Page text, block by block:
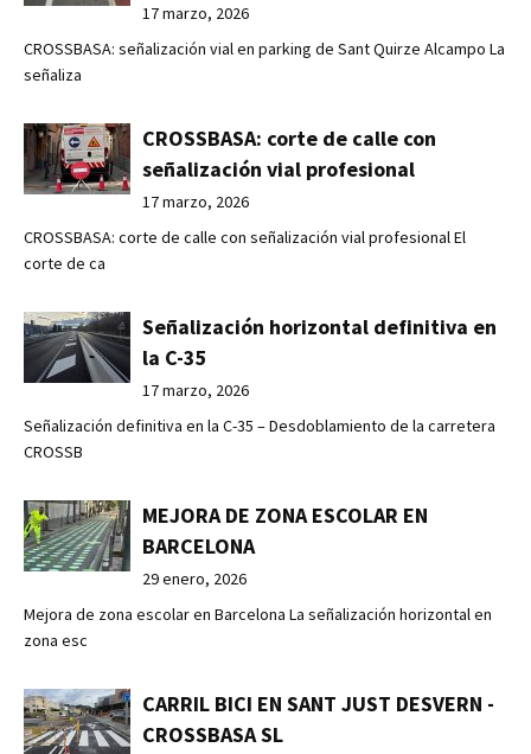
17 marzo, 2026
CROSSBASA: señalización vial en parking de Sant Quirze Alcampo La
señaliza
CROSSBASA: corte de calle con
señalización vial profesional
17 marzo, 2026
CROSSBASA: corte de calle con señalización vial profesional El
corte de ca
Señalización horizontal definitiva en
la C-35
17 marzo, 2026
Señalización definitiva en la C-35 – Desdoblamiento de la carretera
CROSSB
MEJORA DE ZONA ESCOLAR EN
BARCELONA
29 enero, 2026
Mejora de zona escolar en Barcelona La señalización horizontal en
zona esc
CARRIL BICI EN SANT JUST DESVERN -
CROSSBASA SL